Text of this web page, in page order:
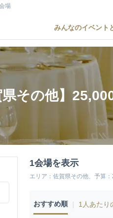
場
みんなのイベント
県その他】
1会場を表示
エリア：佐賀県その他、予算
おすすめ順 1人あたり